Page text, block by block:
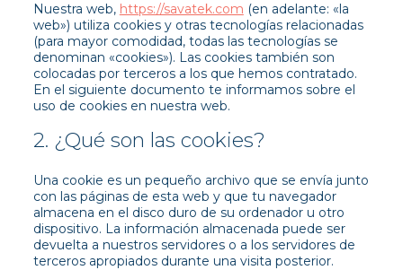
Nuestra web, https://savatek.com (en adelante: «la
web») utiliza cookies y otras tecnologías relacionadas
(para mayor comodidad, todas las tecnologías se
denominan «cookies»). Las cookies también son
colocadas por terceros a los que hemos contratado.
En el siguiente documento te informamos sobre el
uso de cookies en nuestra web.
2. ¿Qué son las cookies?
Una cookie es un pequeño archivo que se envía junto
con las páginas de esta web y que tu navegador
almacena en el disco duro de su ordenador u otro
dispositivo. La información almacenada puede ser
devuelta a nuestros servidores o a los servidores de
terceros apropiados durante una visita posterior.